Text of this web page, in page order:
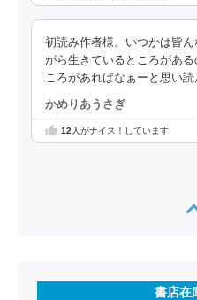
初読み作者様。いつかは皆
がら生きているところがあ
ころがあればなぁーと思い読
かめりあうさぎ
12 人がナイス！しています
書店在